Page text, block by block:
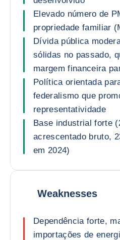
Elevado número de
propriedade familiar
Dívida pública
sólidas no passado,
margem financeira
Política orientada
federalismo que
representatividade
Base industrial forte
acrescentado bruto,
em 2024)
Weaknesses
Dependência forte,
importações de